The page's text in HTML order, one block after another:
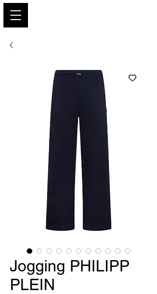
Jogging PHILIPP
PLEIN